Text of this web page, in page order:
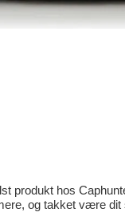
produkt hos
og takket være dit